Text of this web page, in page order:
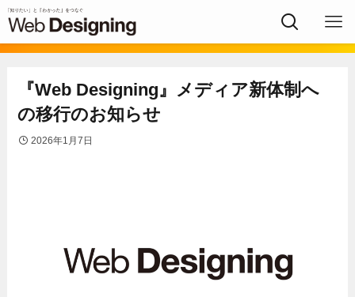
『Web Designing』メディア新体制へ
の移行のお知らせ
2026年1月7日